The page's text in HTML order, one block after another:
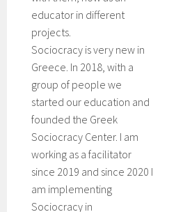
educator in different
projects.
Sociocracy is very new in
Greece. In 2018, with a
group of people we
started our education and
founded the Greek
Sociocracy Center. I am
working as a facilitator
since 2019 and since 2020 I
am implementing
Sociocracy in